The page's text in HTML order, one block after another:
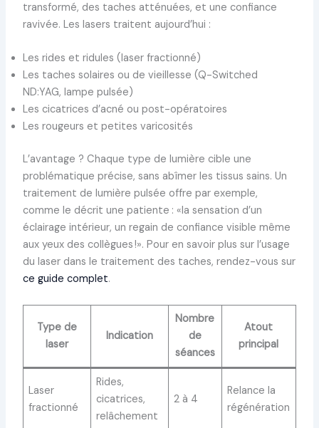
transformé, des taches atténuées, et une confiance
ravivée. Les lasers traitent aujourd’hui :
Les rides et ridules (laser fractionné)
Les taches solaires ou de vieillesse (Q-Switched
ND:YAG, lampe pulsée)
Les cicatrices d’acné ou post-opératoires
Les rougeurs et petites varicosités
L’avantage ? Chaque type de lumière cible une
problématique précise, sans abîmer les tissus sains. Un
traitement de lumière pulsée offre par exemple,
comme le décrit une patiente : «la sensation d’un
éclairage intérieur, un regain de confiance visible même
aux yeux des collègues !». Pour en savoir plus sur l’usage
du laser dans le traitement des taches, rendez-vous sur
ce guide complet.
Type de
laser
Indication
Nombre
de
séances
Atout
principal
Laser
fractionné
Rides,
cicatrices,
relâchement
2 à 4
Relance la
régénération